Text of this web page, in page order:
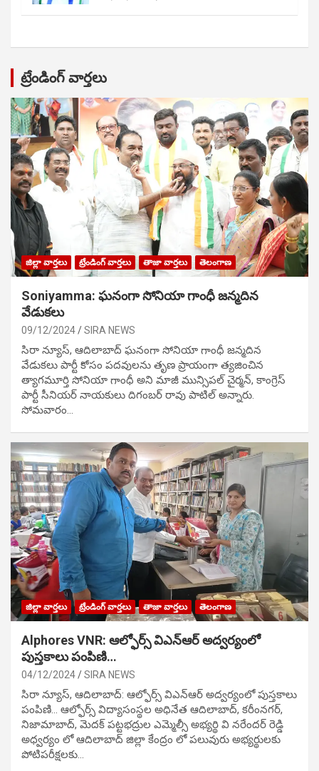
ట్రేండింగ్ వార్తలు
జిల్లా వార్తలు ట్రేండింగ్ వార్తలు తాజా వార్తలు తెలంగాణ
Soniyamma: ఘ‌నంగా సోనియా గాంధీ జ‌న్మ‌దిన
వేడుక‌లు
09/12/2024 SIRA NEWS
సిరా న్యూస్, ఆదిలాబాద్ ఘ‌నంగా సోనియా గాంధీ జ‌న్మ‌దిన
వేడుక‌లు పార్టీ కోసం ప‌ద‌వుల‌ను తృణ ప్రాయంగా త్య‌జించిన
త్యాగమూర్తి సోనియా గాంధీ అని మాజీ మున్సిప‌ల్ చైర్మ‌న్, కాంగ్రెస్
పార్టీ సీనియ‌ర్ నాయ‌కులు దిగంబ‌ర్ రావు పాటిల్ అన్నారు.
సోమవారం…
జిల్లా వార్తలు ట్రేండింగ్ వార్తలు తాజా వార్తలు తెలంగాణ
Alphores VNR: ఆల్ఫోర్స్ విఎన్ఆర్ అద్వర్యంలో
పుస్తకాలు పంపిణి…
04/12/2024 SIRA NEWS
సిరా న్యూస్, ఆదిలాబాద్: ఆల్ఫోర్స్ విఎన్ఆర్ అద్వర్యంలో పుస్తకాలు
పంపిణి… ఆల్ఫోర్స్ విద్యాసంస్థల అధినేత ఆదిలాబాద్, కరీంనగర్,
నిజామాబాద్, మెదక్ పట్టభద్రుల ఎమ్మెల్సీ అభ్యర్థి వి నరేందర్ రెడ్డి
అధ్వర్యం లో ఆదిలాబాద్ జిల్లా కేంద్రం లో పలువురు అభ్యర్థులకు
పోటిప‌రీక్ష‌ల‌కు…